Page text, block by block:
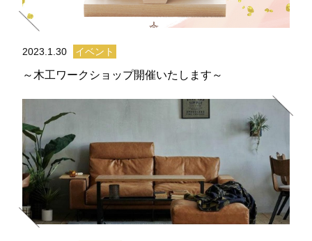
2023.1.30 イベント
～木工ワークショップ開催いたします～